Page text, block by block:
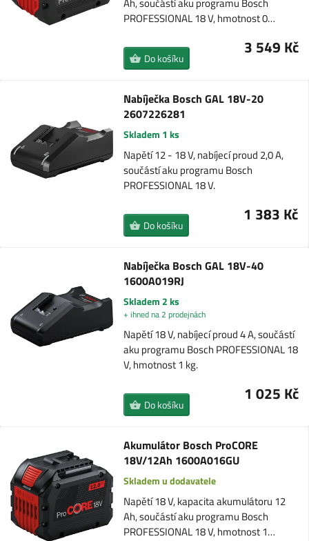
PROFESSIONAL 18 V, hmotnost 0…
3 549 Kč
Do košíku
Nabíječka Bosch GAL 18V-20
2607226281
Skladem 1 ks
Napětí 12 - 18 V, nabíjecí proud 2,0 A,
součástí aku programu Bosch
PROFESSIONAL 18 V.
1 383 Kč
Do košíku
Nabíječka Bosch GAL 18V-40
1600A019RJ
Skladem 2 ks
+ ihned na 2 prodejnách
Napětí 18 V, nabíjecí proud 4 A, součástí
aku programu Bosch PROFESSIONAL 18
V, hmotnost 1 kg.
1 025 Kč
Do košíku
Akumulátor Bosch ProCORE
18V/12Ah 1600A016GU
Skladem u dodavatele
Napětí 18 V, kapacita akumulátoru 12
Ah, součástí aku programu Bosch
PROFESSIONAL 18 V, hmotnost 1…